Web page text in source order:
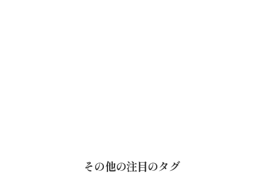
その他の注目のタグ